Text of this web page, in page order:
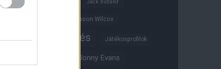
Hull City Jack Butland
Jason Wilcox
Játékosértékelés Játékosprofilok
Jonny Evans